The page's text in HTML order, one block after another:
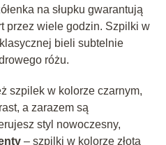
na słupku gwarantują
przez wiele godzin. Szpilki w
bieli subtelnie
różu.
szpilek w kolorze czarnym,
a zarazem są
styl nowoczesny,
– szpilki w kolorze złota